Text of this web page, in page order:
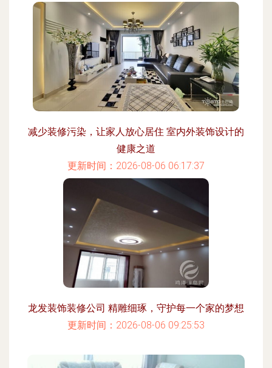
减少装修污染，让家人放心居住 室内外装饰设计的
健康之道
更新时间：2026-08-06 06:17:37
龙发装饰装修公司 精雕细琢，守护每一个家的梦想
更新时间：2026-08-06 09:25:53